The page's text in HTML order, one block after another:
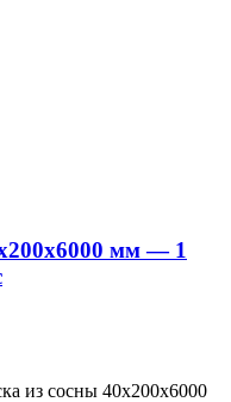
мм — 1
из сосны 40x200x6000